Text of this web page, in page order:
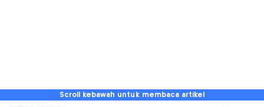
Scroll kebawah untuk membaca artikel